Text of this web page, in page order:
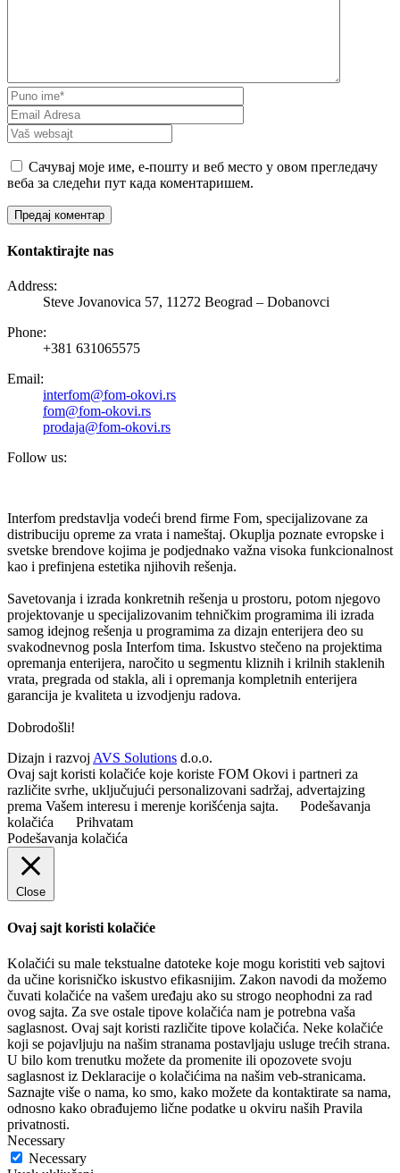
Сачувај моје име, е-пошту и веб место у овом прегледачу
веба за следећи пут када коментаришем.
Kontaktirajte nas
Address:
Steve Jovanovica 57, 11272 Beograd – Dobanovci
Phone:
+381 631065575
Email:
interfom@fom-okovi.rs
fom@fom-okovi.rs
prodaja@fom-okovi.rs
Follow us:
Interfom predstavlja vodeći brend firme Fom, specijalizovane za
distribuciju opreme za vrata i nameštaj. Okuplja poznate evropske i
svetske brendove kojima je podjednako važna visoka funkcionalnost
kao i prefinjena estetika njihovih rešenja.
Savetovanja i izrada konkretnih rešenja u prostoru, potom njegovo
projektovanje u specijalizovanim tehničkim programima ili izrada
samog idejnog rešenja u programima za dizajn enterijera deo su
svakodnevnog posla Interfom tima. Iskustvo stečeno na projektima
opremanja enterijera, naročito u segmentu kliznih i krilnih staklenih
vrata, pregrada od stakla, ali i opremanja kompletnih enterijera
garancija je kvaliteta u izvodjenju radova.
Dobrodošli!
Dizajn i razvoj AVS Solutions d.o.o.
Ovaj sajt koristi kolačiće koje koriste FOM Okovi i partneri za
različite svrhe, uključujući personalizovani sadržaj, advertajzing
prema Vašem interesu i merenje korišćenja sajta.
Podešavanja
kolačića
Prihvatam
Podešavanja kolačića
Close
Ovaj sajt koristi kolačiće
Kolačići su male tekstualne datoteke koje mogu koristiti veb sajtovi
da učine korisničko iskustvo efikasnijim. Zakon navodi da možemo
čuvati kolačiće na vašem uređaju ako su strogo neophodni za rad
ovog sajta. Za sve ostale tipove kolačića nam je potrebna vaša
saglasnost. Ovaj sajt koristi različite tipove kolačića. Neke kolačiće
koji se pojavljuju na našim stranama postavljaju usluge trećih strana.
U bilo kom trenutku možete da promenite ili opozovete svoju
saglasnost iz Deklaracije o kolačićima na našim veb-stranicama.
Saznajte više o nama, ko smo, kako možete da kontaktirate sa nama,
odnosno kako obrađujemo lične podatke u okviru naših Pravila
privatnosti.
Necessary
Necessary